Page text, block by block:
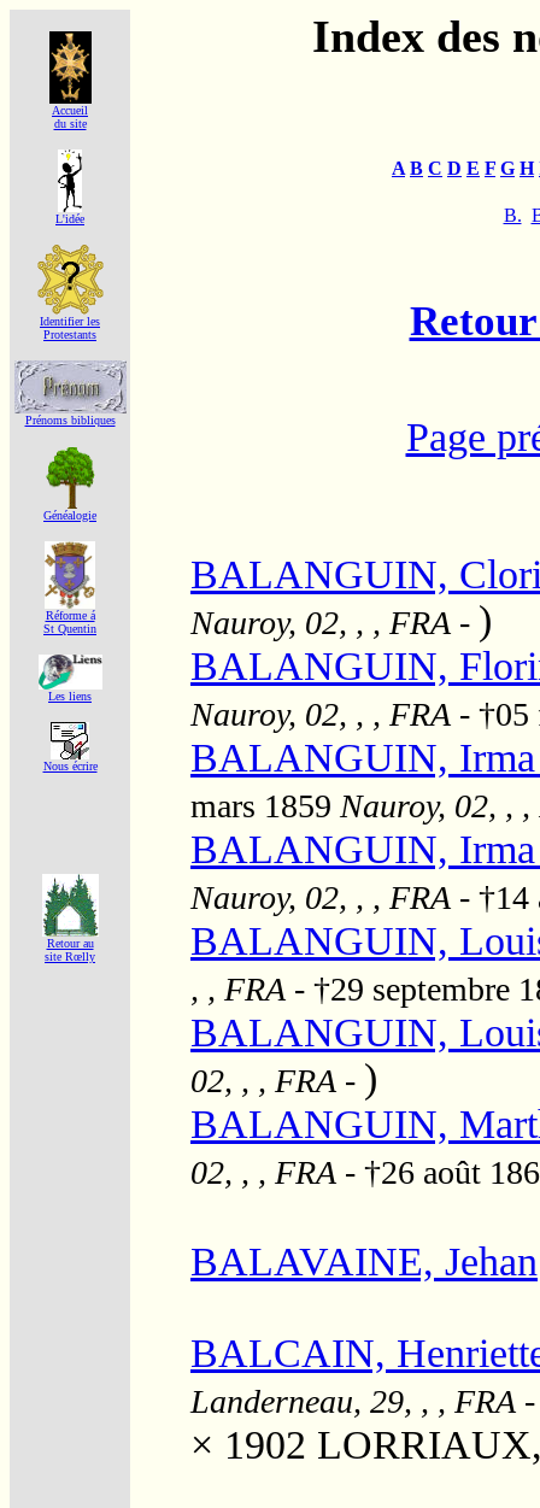
Accueil
du site
L'idée
Identifier les
Protestants
Prénoms bibliques
Généalogie
Réforme á
St Quentin
Les liens
Nous écrire
Retour au
site Rœlly
Index des
A B C D E F G H
B.
Page
BALANGUIN,
Nauroy, 02, , , FRA - )
BALANGUIN,
Nauroy, 02, , , FRA -
BALANGUIN, Irma
mars 1859 Nauroy, 02, , ,
BALANGUIN, Irma
Nauroy, 02, , , FRA - †14
BALANGUIN,
, , FRA - †29 septembre
BALANGUIN,
02, , , FRA - )
BALANGUIN,
02, , , FRA - †26 août
BALAVAINE, Jehan
BALCAIN,
Landerneau, 29, , , FRA
× 1902